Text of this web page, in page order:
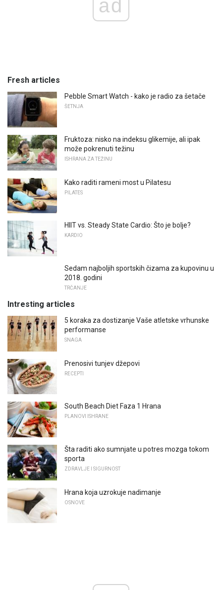
ad
Fresh articles
Pebble Smart Watch - kako je radio za šetače
ŠETNJA
Fruktoza: nisko na indeksu glikemije, ali ipak
može pokrenuti težinu
ISHRANA ZA TEŽINU
Kako raditi rameni most u Pilatesu
PILATES
HIIT vs. Steady State Cardio: Što je bolje?
KARDIO
Sedam najboljih sportskih čizama za kupovinu u
2018. godini
TRČANJE
Intresting articles
5 koraka za dostizanje Vaše atletske vrhunske
performanse
SNAGA
Prenosivi tunjev džepovi
RECEPTI
South Beach Diet Faza 1 Hrana
PLANOVI ISHRANE
Šta raditi ako sumnjate u potres mozga tokom
sporta
ZDRAVLJE I SIGURNOST
Hrana koja uzrokuje nadimanje
OSNOVE